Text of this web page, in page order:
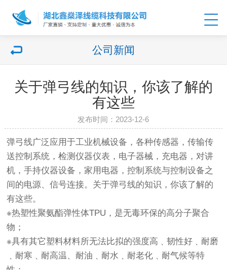
公司新闻
关于弹弓线的知识，你该了解的
有这些
发布时间：2023-12-6
弹弓线广泛应用于工业机械设备，各种传感器，传输传
送控制系统，检测仪器仪表，电子器械，充电器，对讲
机，手持仪器设备，家用电器，控制系统与控制设备之
间的电源、信号连接。关于弹弓线的知识，你该了解的
有这些。
※热塑性聚氨酯弹性体TPU，是无毒环保的高分子聚合
物；
※具有其它塑料材料所无法比拟的强度高﹑韧性好﹑耐磨
﹑耐寒﹑耐高温、耐油﹑耐水﹑耐老化﹑耐气候等特